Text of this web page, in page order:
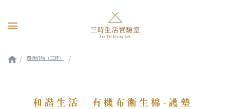
環保好物（三時）
和諧生活｜有機布衛生棉-護墊